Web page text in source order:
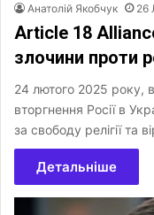
Анатолій Якобчук 26
Article 18
злочини проти
24 лютого 2025 року,
вторгнення Росії в
за свободу релігії та
Детальніше